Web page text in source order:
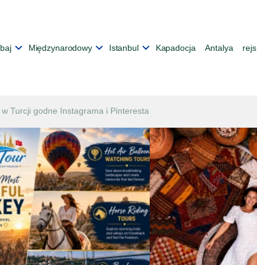
Międzynarodowy Istanbul Kapadocja Antalya rejs
Turcji godne Instagrama i Pinteresta